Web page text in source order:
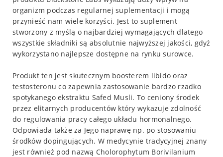
organizm podczas regularnej suplementacji i mogą
przynieść nam wiele korzyści. Jest to suplement
stworzony z myślą o najbardziej wymagających dlatego
wszystkie składniki są absolutnie najwyższej jakości, gdyż
wykorzystano najlepsze dostępne na rynku surowce.
Produkt ten jest skutecznym boosterem libido oraz
testosteronu co zapewnia zastosowanie bardzo rzadko
spotykanego ekstraktu Safed Musli. To ceniony środek
przez elitarnych producentów który wykazuje zdolność
do regulowania pracy całego układu hormonalnego.
Odpowiada także za Jego naprawę np. po stosowaniu
środków dopingujących. W medycynie tradycyjnej znany
jest również pod nazwą Cholorophytum Borivilanium